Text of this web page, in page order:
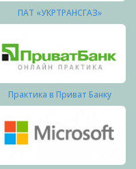
ПАТ «УКРТРАНСГАЗ»
Практика в Приват Банку